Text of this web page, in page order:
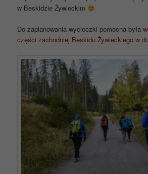
w Beskidzie Żywieckim
Do zaplanowania wycieczki pomocna była
części zachodniej Beskidu Żywieckiego w